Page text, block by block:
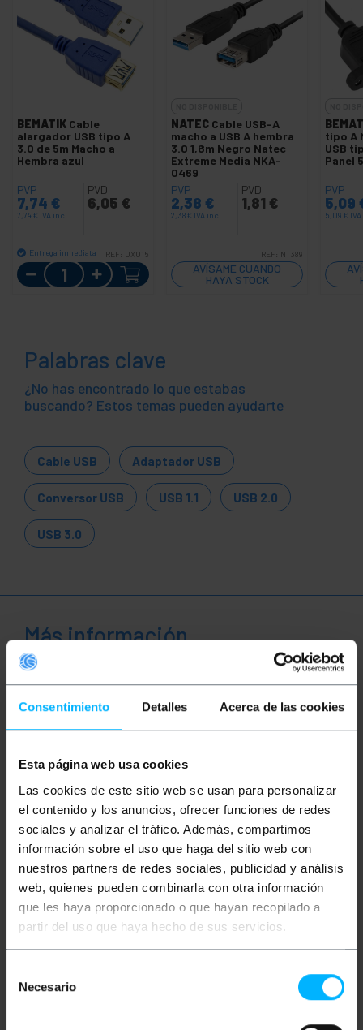
Consentimiento Detalles Acerca de las cookies
Esta página web usa cookies
Las cookies de este sitio web se usan para personalizar
el contenido y los anuncios, ofrecer funciones de redes
sociales y analizar el tráfico. Además, compartimos
información sobre el uso que haga del sitio web con
nuestros partners de redes sociales, publicidad y análisis
web, quienes pueden combinarla con otra información
que les haya proporcionado o que hayan recopilado a
partir del uso que haya hecho de sus servicios.
Necesario
BEMATIK Cable
alargador USB tipo A
3.0 de 5m Macho a
Hembra azul
PVP
7,74 €
7,74 € IVA inc.
PVD
6,05 €
Entrega inmediata REF: UX015
Cantidad
NATEC Cable USB-A
macho a USB A hembra
3.0 1,8m Negro Natec
Extreme Media NKA-
0469
PVP
2,38 €
2,38 € IVA inc.
PVD
1,81 €
REF: NT389
AVÍSAME CUANDO
HAYA STOCK
tipo A
USB
Panel
PVP
5,09
5,09 €
Palabras clave
¿No has encontrado lo que estabas
buscando? Estos temas pueden ayudarte
Cable USB Adaptador USB
Conversor USB USB 1.1 USB 2.0
USB 3.0
Más información
cumple el estándar de los protocolos de conexión
que emplean los diferentes dispositivos
compatibles. Indicado para la conexión entre
periféricos, como ratones, discos duros, memorias
USB etc. Además de la transferencia de datos
permite transferir alimentación, por lo que permite
la carga de dispositivos.
Especificaciones
Cable USB 3.0 con conector USB A macho en
un extremo y A hembra en el otro.
Longitud del cable: 50 cm.
Realiza la función de prolongador USB.
Cable USB compatible con 3.0 , 2.0 y 1.1.